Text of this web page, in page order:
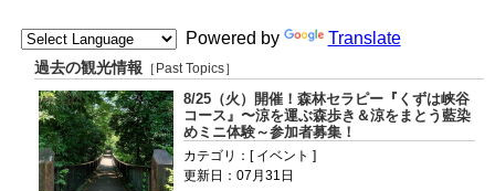
Powered by Translate
過去の観光情報 ［Past Topics］
8/25（火）開催！森林セラピー『くずは峡谷
コース』〜涼を運ぶ森歩き＆涼をまとう藍染
めミニ体験～参加者募集！
カテゴリ：[ イベント ]
更新日：07月31日